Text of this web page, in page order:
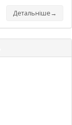
Детальніше→